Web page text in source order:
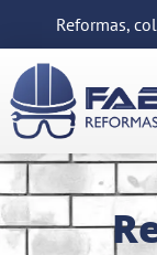
Reformas,